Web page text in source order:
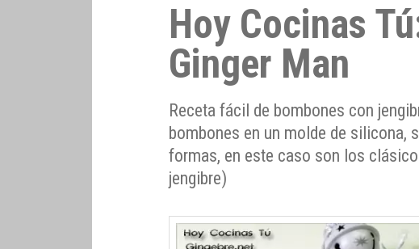
Hoy Cocinas
Ginger Man
Receta fácil de bombones con
bombones en un molde de silicona,
formas, en este caso son los
jengibre)